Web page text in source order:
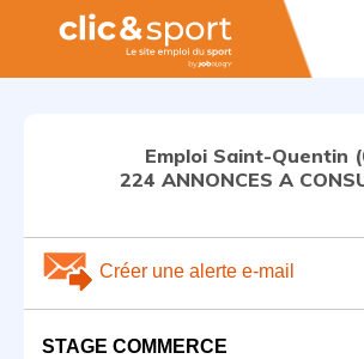
Emploi Saint-Quentin
224 ANNONCES A
Créer une alerte e-mail
STAGE COMMERCE